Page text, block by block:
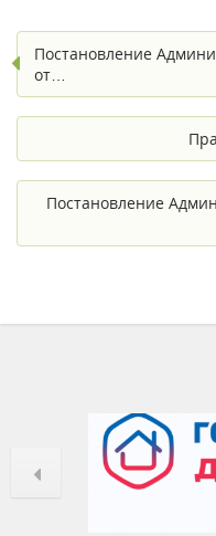
Постановление
от…
Постановление